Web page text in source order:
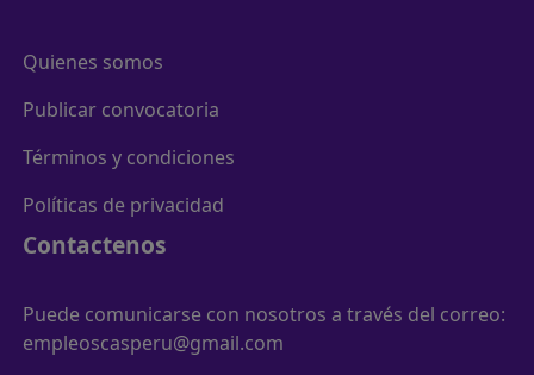
Quienes somos
Publicar convocatoria
Términos y condiciones
Políticas de privacidad
Contactenos
Puede comunicarse con nosotros a través del correo:
empleoscasperu@gmail.com